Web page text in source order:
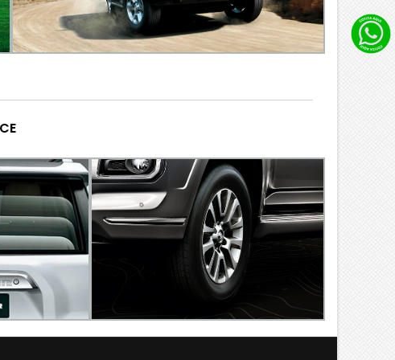
por
una imagen
Además, la
mejorado
y a vivar la